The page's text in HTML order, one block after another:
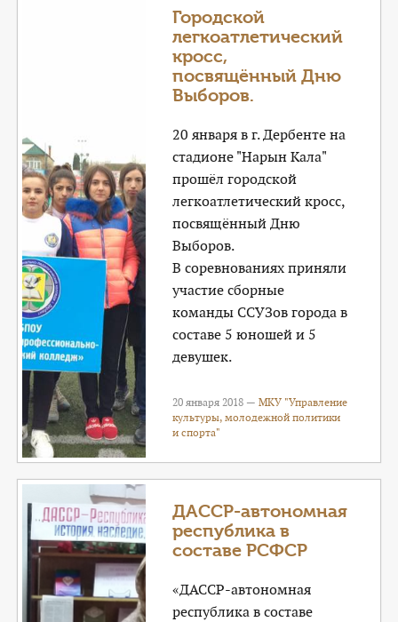
Городской
легкоатлетический
кросс,
посвящённый Дню
Выборов.
20 января в г. Дербенте на
стадионе "Нарын Кала"
прошёл городской
легкоатлетический кросс,
посвящённый Дню
Выборов.
В соревнованиях приняли
участие сборные
команды ССУЗов города в
составе 5 юношей и 5
девушек.
20 января 2018 —МКУ "Управление
культуры, молодежной политики
и спорта"
ДАССР-автономная
республика в
составе РСФСР
«ДАССР-автономная
республика в составе